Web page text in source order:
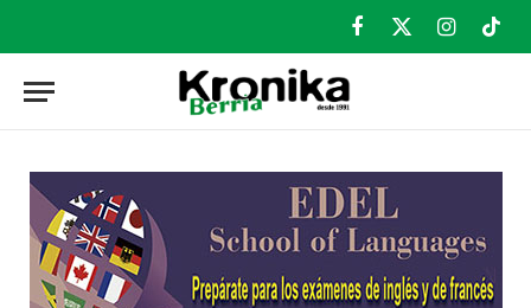
Facebook
X
Instagram